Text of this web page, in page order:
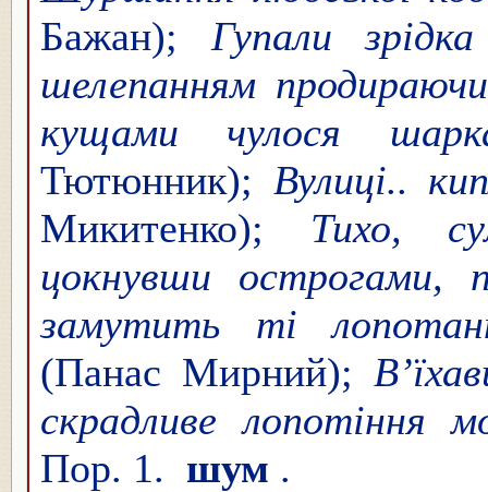
Бажан); Гупали
шелепанням
кущами чулося
Тютюнник); Вулиці..
Микитенко); Тихо,
цокнувши
замутить ті
(Панас Мирний);
скрадливе лопотіння
Пор. 1. шум .